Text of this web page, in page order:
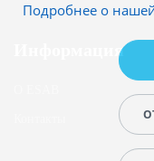
Подробнее о
Информация